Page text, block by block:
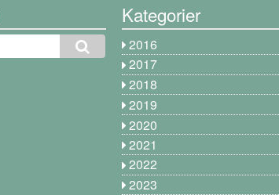
Kategorier
2016
2017
2018
2019
2020
2021
2022
2023